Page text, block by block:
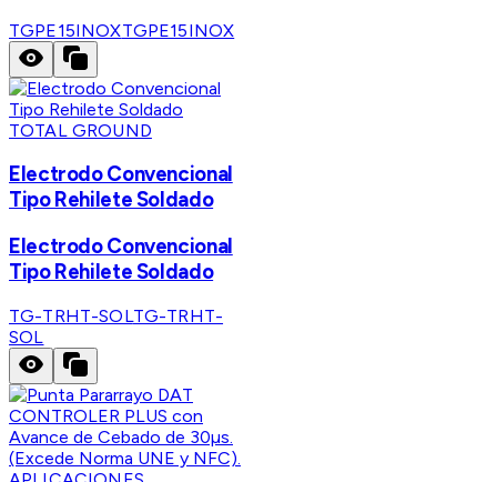
TGPE15INOXTGPE15INOX
TOTAL GROUND
Electrodo Convencional
Tipo Rehilete Soldado
Electrodo Convencional
Tipo Rehilete Soldado
TG-TRHT-SOLTG-TRHT-
SOL